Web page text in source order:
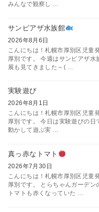
みんなで観察し …
サンピアザ水族館
2026年8月6日
こんにちは！札幌市厚別区児童
厚別です。 今週はサンピアザ
展も見てきました～( …
実験遊び
2026年8月1日
こんにちは！札幌市厚別区児童
厚別です。 今日は実験遊びの
動かして遊ぶ実 …
真っ赤なトマト
2026年7月30日
こんにちは！札幌市厚別区児童
厚別です。 とらちゃんガーデン
トマトも赤くなっていた …